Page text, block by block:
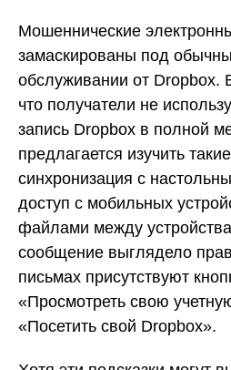
Мошеннические
замаскированы под
обслуживании от Dropbox.
что получатели не
запись Dropbox в полной
предлагается изучить
синхронизация с
доступ с мобильных
файлами между
сообщение выглядело
письмах присутствуют
«Просмотреть свою
«Посетить свой Dropbox».